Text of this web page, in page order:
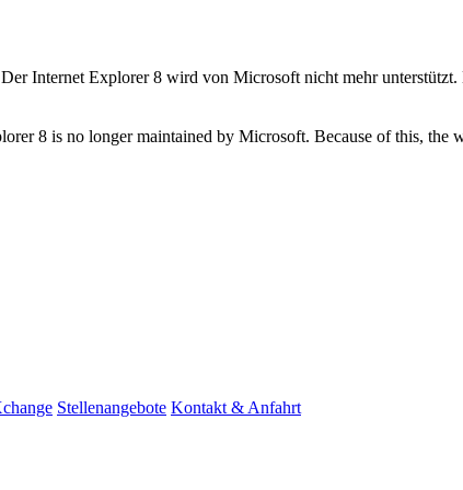
Internet Explorer 8 wird von Microsoft nicht mehr
8 is no longer maintained by Microsoft. Because of this, the
Stellenangebote Kontakt & Anfahrt